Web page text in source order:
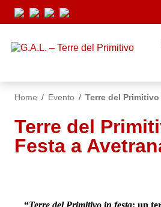
Vai ai contenuti
Vai al menu di navigazione
Home / Evento / Terre del
Terre del
Festa a
“Terre del Primitivo in festa: un